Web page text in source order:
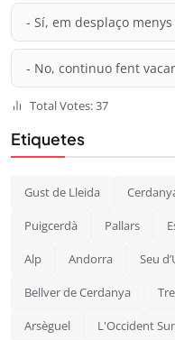
- Sí, em desplaço
- No, continuo fent
Total Votes: 37
Etiquetes
Gust de Lleida
Puigcerdà Pallars
Alp Andorra Seu
Bellver de Cerdanya
Arsèguel L'Occident